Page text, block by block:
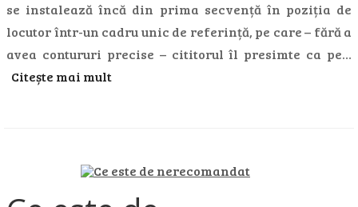
se instalează încă din prima secvență în poziția de
locutor într-un cadru unic de referință, pe care – fără a
avea contururi precise – cititorul îl presimte ca pe…
Citește mai mult